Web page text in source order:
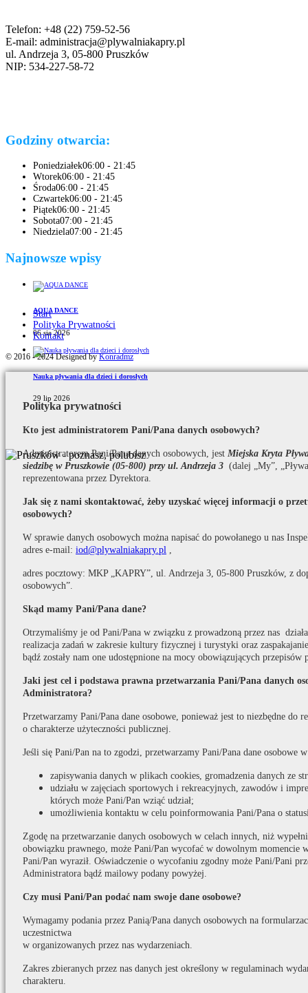
Telefon: +48 (22) 759-52-56
E-mail: administracja@plywalniakapry.pl
ul. Andrzeja 3, 05-800 Pruszków
NIP: 534-227-58-72
Godziny otwarcia:
Poniedziałek06:00 - 21:45
Wtorek06:00 - 21:45
Środa06:00 - 21:45
Czwartek06:00 - 21:45
Piątek06:00 - 21:45
Sobota07:00 - 21:45
Niedziela07:00 - 21:45
Najnowsze wpisy
AQUA DANCE
06 sie 2026
Nauka pływania dla dzieci i dorosłych
29 lip 2026
Start
Polityka Prywatności
Kontakt
© 2016 - 2024 Designed byKonradmz
Polityka prywatności
Kto jest administratorem Pani/Pana danych osobowych?
Administratorem Pani/Pana danych osobowych, jest Miejska Kryta
siedzibę w Pruszkowie (05-800) przy ul. Andrzeja 3 (dalej „My”,
reprezentowana przez Dyrektora.
Jak się z nami skontaktować, żeby uzyskać więcej informacji o
osobowych?
W sprawie danych osobowych można napisać do powołanego u nas
adres e-mail: iod@plywalniakapry.pl
adres pocztowy: MKP „KAPRY”, ul. Andrzeja 3, 05-800 Pruszków, z
osobowych”.
Skąd mamy Pani/Pana dane?
Otrzymaliśmy je od Pani/Pana w związku z prowadzoną przez nas
realizacja zadań w zakresie kultury fizycznej i turystyki oraz
bądź zostały nam one udostępnione na mocy obowiązujących przepisów
Jaki jest cel i podstawa prawna przetwarzania Pani/Pana danych
Administratora?
Przetwarzamy Pani/Pana dane osobowe, ponieważ jest to niezbędne do
o charakterze użyteczności publicznej.
Jeśli się Pani/Pan na to zgodzi, przetwarzamy Pani/Pana dane osobowe
zapisywania danych w plikach cookies, gromadzenia danych ze
udziału w zajęciach sportowych i rekreacyjnych, zawodów i
których może Pani/Pan wziąć udział;
umożliwienia kontaktu w celu poinformowania Pani/Pana o
Zgodę na przetwarzanie danych osobowych w celach innych, niż
obowiązku prawnego, może Pani/Pan wycofać w dowolnym momencie
Pani/Pan wyraził. Oświadczenie o wycofaniu zgodny może Pani/Pani
Administratora bądź mailowy podany powyżej.
Czy musi Pani/Pan podać nam swoje dane osobowe?
Wymagamy podania przez Panią/Pana danych osobowych na
uczestnictwa
w organizowanych przez nas wydarzeniach.
Zakres zbieranych przez nas danych jest określony w regulaminach
charakteru.